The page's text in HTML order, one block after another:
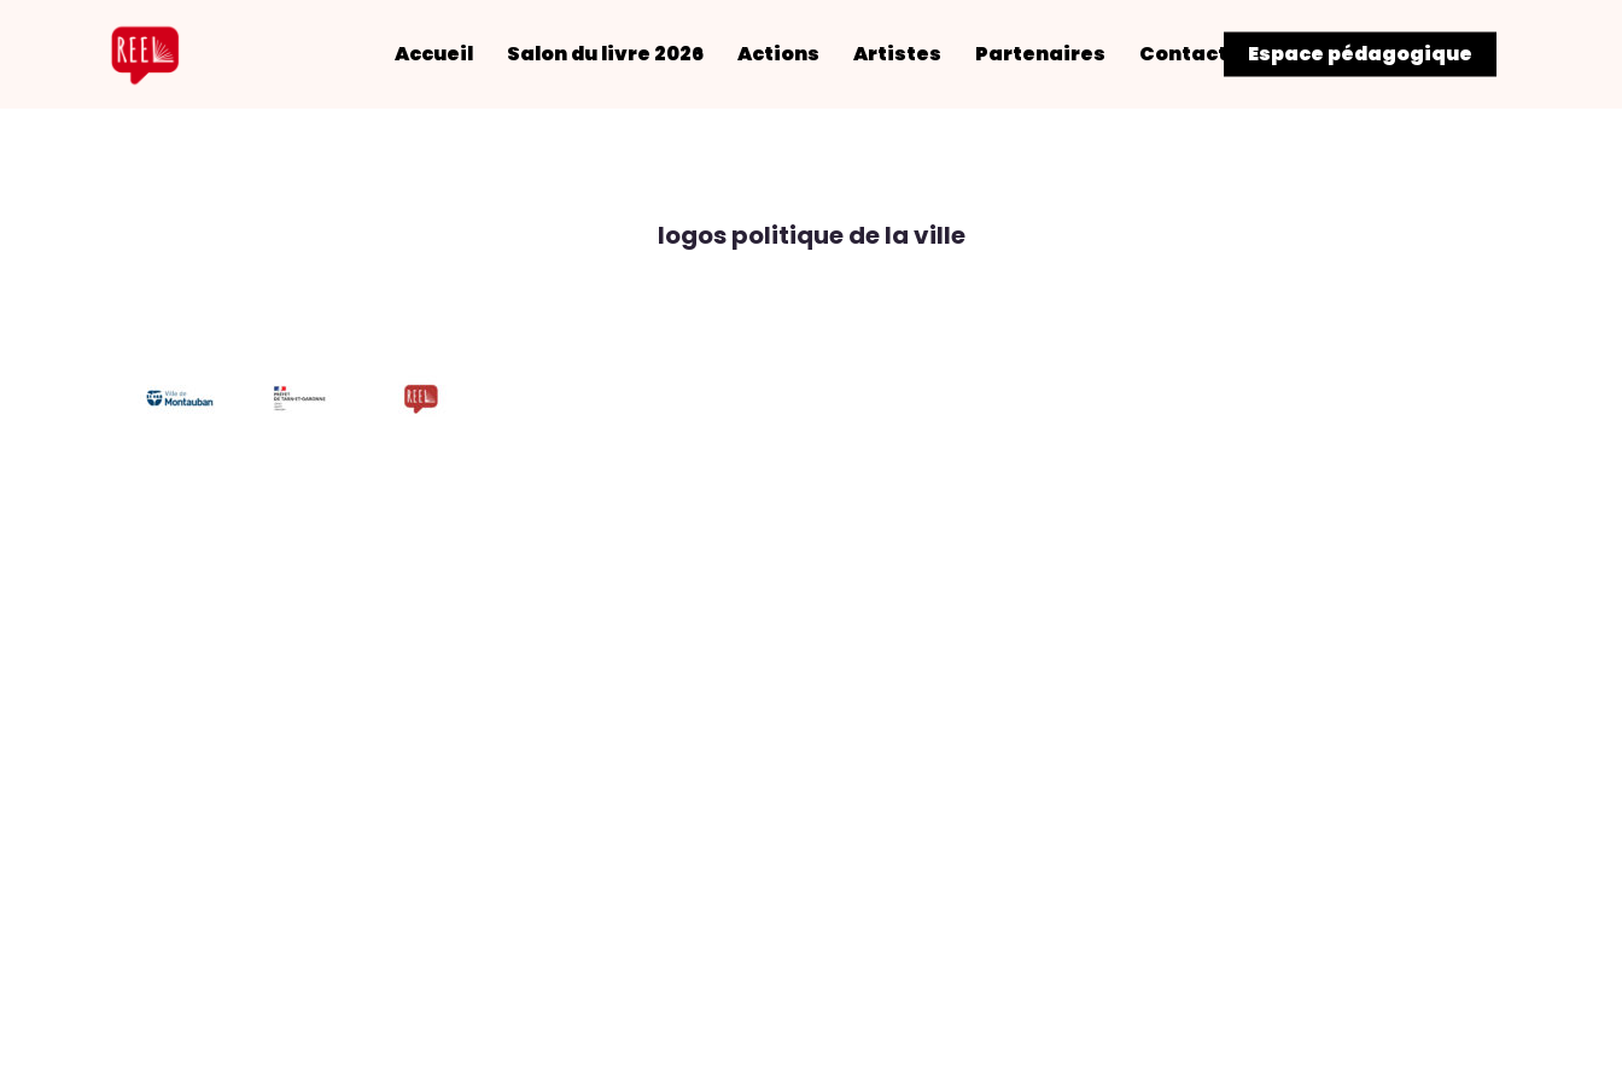
Accueil Salon du livre 2026 Actions Artistes Partenaires Contact Espace pédagogique
logos politique de la ville